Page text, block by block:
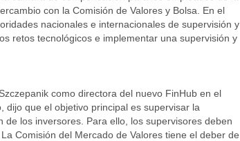
con la Comisión de Valores y Bolsa. En el
nacionales e internacionales de supervisión y
retos tecnológicos e implementar una supervisión y
como directora del nuevo FinHub en el
dijo que el objetivo principal es supervisar la
los inversores. Para ello, los supervisores deben
Comisión del Mercado de Valores tiene el deber de